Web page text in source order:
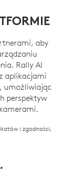
aby
Rally AI
aplikacjami
umożliwiając
perspektyw
i zgodności,